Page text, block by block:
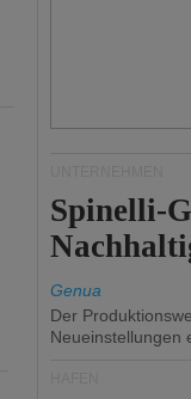
Spinelli-
Genua
Der
Neueinstellungen